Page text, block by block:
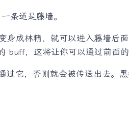
条道是藤墙。
成林精，就可以进入藤墙后
buff，这将让你可以通过前面的
它，否则就会被传送出去。